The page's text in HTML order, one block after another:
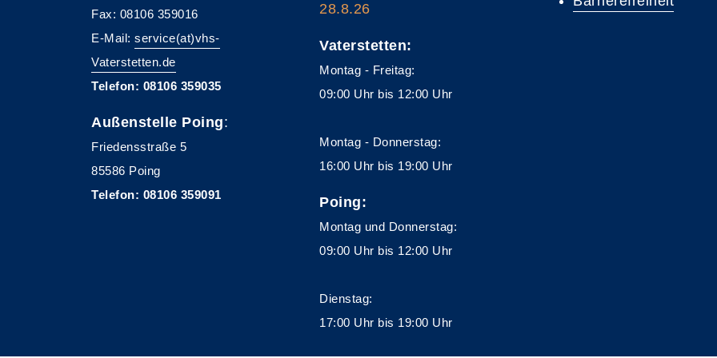
Fax: 08106 359016
E-Mail: service(at)vhs-
Vaterstetten.de
Telefon: 08106 359035
Außenstelle Poing:
Friedensstraße 5
85586 Poing
Telefon: 08106 359091
28.8.26
Vaterstetten:
Montag - Freitag:
09:00 Uhr bis 12:00 Uhr
Montag - Donnerstag:
16:00 Uhr bis 19:00 Uhr
Poing:
Montag und Donnerstag:
09:00 Uhr bis 12:00 Uhr
Dienstag:
17:00 Uhr bis 19:00 Uhr